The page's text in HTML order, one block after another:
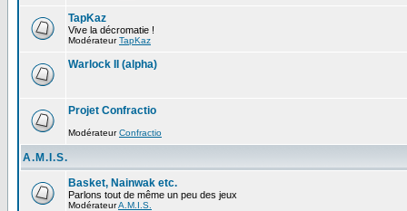
TapKaz
Vive la décromatie !
ModérateurTapKaz
Warlock II (alpha)
Projet Confractio
ModérateurConfractio
A.M.I.S.
Basket, Nainwak etc.
Parlons tout de même un peu des jeux
ModérateurA.M.I.S.